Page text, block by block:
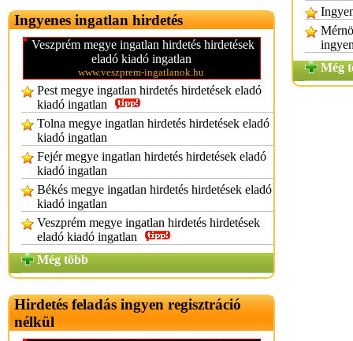
Ingyenes ingatlan hirdetés
Veszprém megye ingatlan hirdetés hirdetések
eladó kiadó ingatlan
www.veszprem-ingatlanok.hu
Pest megye ingatlan hirdetés hirdetések eladó
kiadó ingatlan
Tolna megye ingatlan hirdetés hirdetések eladó
kiadó ingatlan
Fejér megye ingatlan hirdetés hirdetések eladó
kiadó ingatlan
Békés megye ingatlan hirdetés hirdetések eladó
kiadó ingatlan
Veszprém megye ingatlan hirdetés hirdetések
eladó kiadó ingatlan
Még több
Hirdetés feladás ingyen regisztráció
nélkül
Még